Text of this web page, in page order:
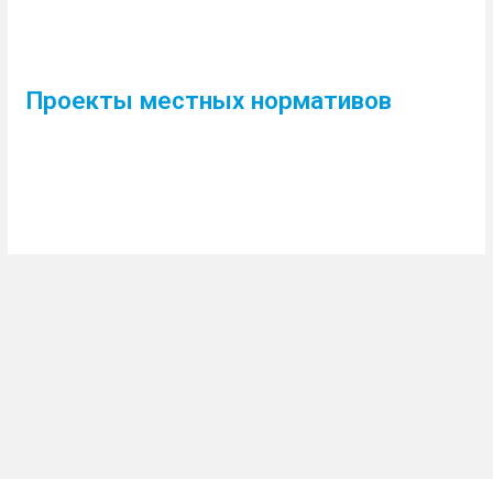
Проекты местных нормативов